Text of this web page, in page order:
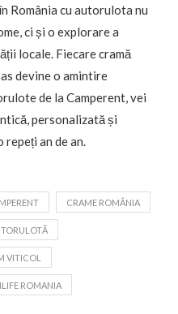
România cu autorulota nu
ci și o explorare a
locale. Fiecare cramă
devine o amintire
de la Camperent, vei
personalizată și
repeți an de an.
CRAME ROMÂNIA
VITICOL
ROMANIA